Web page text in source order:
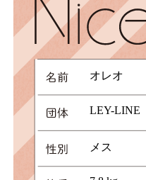
オレオ
LEY-LINE
メス